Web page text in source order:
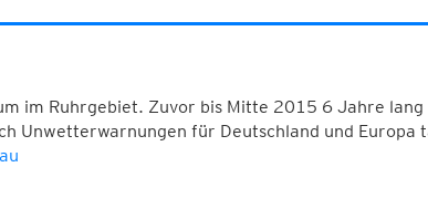
im Ruhrgebiet. Zuvor bis Mitte 2015 6 Jahre lang
Unwetterwarnungen für Deutschland und Europa